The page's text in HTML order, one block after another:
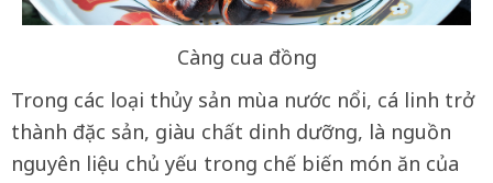
Càng cua đồng
Trong các loại thủy sản mùa nước nổi, cá linh trở
thành đặc sản, giàu chất dinh dưỡng, là nguồn
nguyên liệu chủ yếu trong chế biến món ăn của